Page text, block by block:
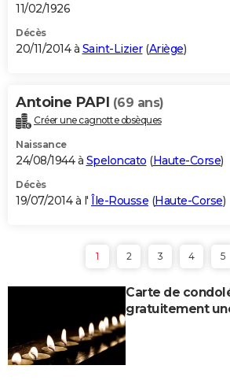
11/02/1926
Décès
20/11/2014 à Saint-Lizier(Ariège)
Antoine PAPI (69 ans)
Créer une cagnotte obsèques
Naissance
24/08/1944 à Speloncato (Haute-Corse)
Décès
19/07/2014 à l' Île-Rousse (Haute-Corse)
1 2 3 4 5
Carte de
gratuitement